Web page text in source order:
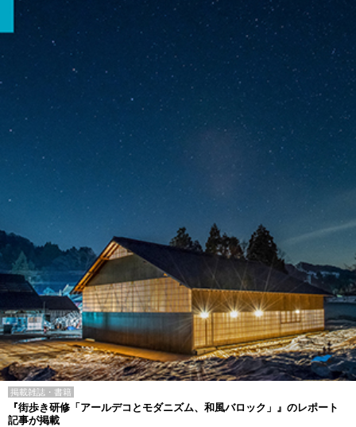
掲載雑誌・書籍
『街歩き研修「アールデコとモダニズム、和風バロック」』のレポート
記事が掲載